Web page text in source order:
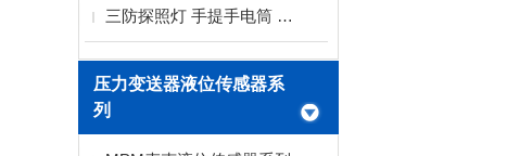
三防探照灯 手提手电筒 LED探照灯
压力变送器液位传感器系
列